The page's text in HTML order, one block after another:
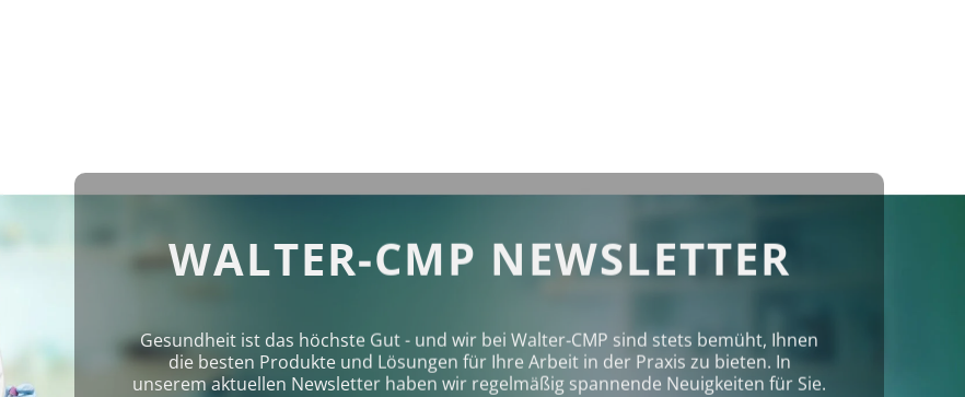
WALTER-CMP NEWSLETTER
Gesundheit ist das höchste Gut - und wir bei Walter‑CMP sind stets bemüht, Ihnen
die besten Produkte und Lösungen für Ihre Arbeit in der Praxis zu bieten. In
unserem aktuellen Newsletter haben wir regelmäßig spannende Neuigkeiten für Sie.